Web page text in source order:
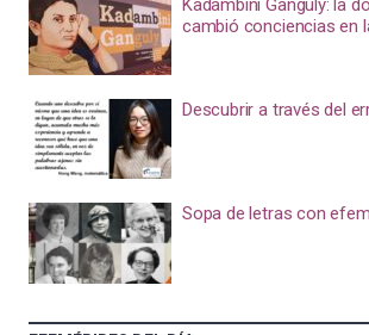
Kadambini Ganguly: la
cambió conciencias en
Descubrir a través del
Sopa de letras con